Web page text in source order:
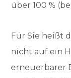
über 100 %
Für Sie heißt
nicht auf ein
erneuerbarer